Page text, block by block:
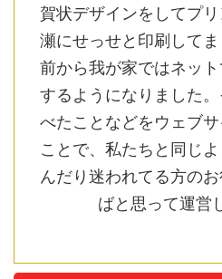
賀状デザインをしてプ
瀬にせっせと印刷して
前から我が家ではネッ
するようになりました
べたことなどをウェブ
ことで、私たちと同じ
んだり迷われてる方の
ばと思って運営